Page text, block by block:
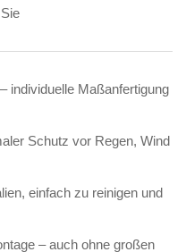
individuelle Maßanfertigung
Schutz vor Regen, Wind
einfach zu reinigen und
– auch ohne großen